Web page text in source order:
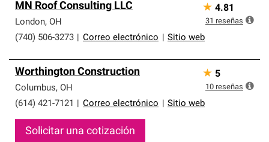
MN Roof Consulting LLC
London, OH
(740) 506-3273
Correo electrónico Sitio web
★ 4.81
31 reseñas
Worthington Construction
Columbus, OH
(614) 421-7121
Correo electrónico Sitio web
Solicitar una cotización
★ 5
10 reseñas